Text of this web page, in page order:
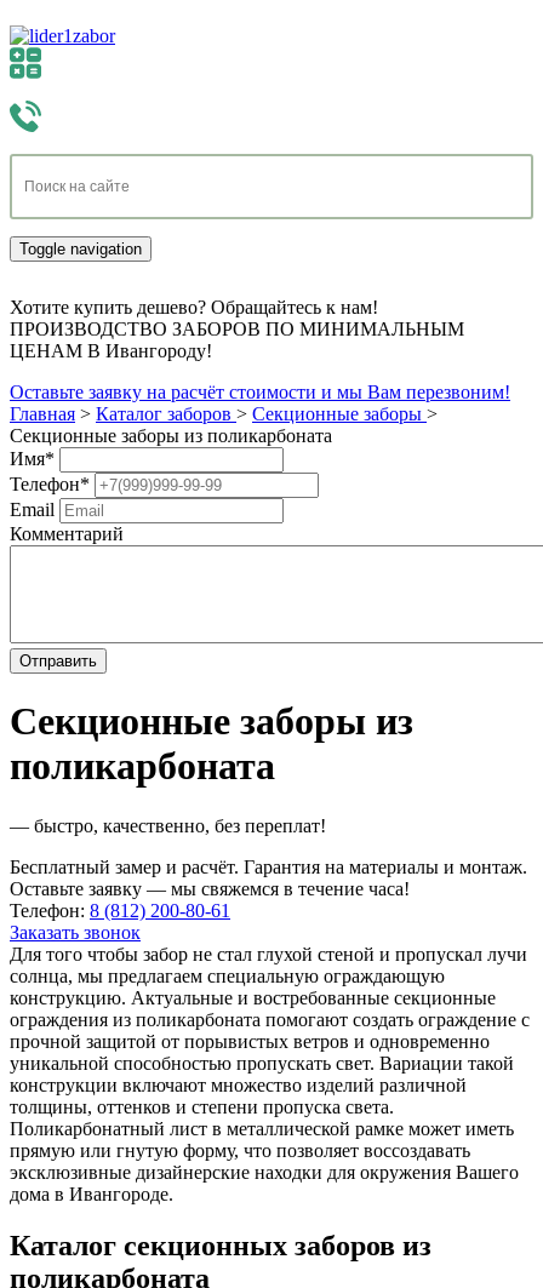
Toggle navigation
Хотите купить дешево? Обращайтесь к нам!
ПРОИЗВОДСТВО ЗАБОРОВ ПО МИНИМАЛЬНЫМ
ЦЕНАМ В Ивангороду!
Оставьте заявку на расчёт стоимости и мы Вам перезвоним!
Главная > Каталог заборов > Секционные заборы >
Секционные заборы из поликарбоната
Имя*
Телефон*
Email
Комментарий
Секционные заборы из
поликарбоната
— быстро, качественно, без переплат!
Бесплатный замер и расчёт. Гарантия на материалы и монтаж.
Оставьте заявку — мы свяжемся в течение часа!
Телефон: 8 (812) 200-80-61
Заказать звонок
Для того чтобы забор не стал глухой стеной и пропускал лучи
солнца, мы предлагаем специальную ограждающую
конструкцию. Актуальные и востребованные секционные
ограждения из поликарбоната помогают создать ограждение с
прочной защитой от порывистых ветров и одновременно
уникальной способностью пропускать свет. Вариации такой
конструкции включают множество изделий различной
толщины, оттенков и степени пропуска света.
Поликарбонатный лист в металлической рамке может иметь
прямую или гнутую форму, что позволяет воссоздавать
эксклюзивные дизайнерские находки для окружения Вашего
дома в Ивангороде.
Каталог cекционныx заборов из
поликарбоната